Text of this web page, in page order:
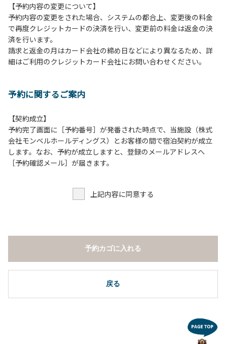
６.周囲に迷惑となるような行為（夜間の大声での談笑等）や
他人に嫌悪感を与えるような行為はお止めください。
７.BBQ台（BBQコンロやグリル）は室内およびデッキ部分
は使用禁止です。使用の際は土面またはアスファルト面にて
床面から高さ60cm以上離してご利用ください。
８.炭火の利用後は炭の鎮火の確認をお願いいたします。
テントの設営、テーブル・椅子の持ち出しは禁止です。
【ロッジご利用上の注意事項ならびに禁止事項】
１.動物（ペット類）の同伴はご遠慮願います。
２.安全管理上、お子様の単独での行動はご遠慮ください。
３.調度品などの持ち出しはしないでください。
６.周囲に迷惑となるような行為（夜間の大声での談笑等）や
床面から高さ60cm以上離してご利用ください。
８.炭火の利用後は炭の鎮火の確認をお願いいたします。
９.BBQ台（BBQコンロやグリル）の貸出はございません。
10.駐車場や芝生スペースを含め、コテージ周辺でのタープ・
テントの設営、テーブル・椅子の持ち出しは禁止です。
２.安全管理上、お子様の単独での行動はご遠慮ください。
【予約内容の変更について】
予約内容の変更をされた場合、システムの都合上、変更後の料金
で再度クレジットカードの決済を行い、変更前の料金は返金の決
済を行います。
請求と返金の月はカード会社の締め日などにより異なるため、詳
細はご利用のクレジットカード会社にお問い合わせください。
予約に関するご案内
【契約成立】
予約完了画面に［予約番号］が発番された時点で、当施設（株式
会社モンベルホールディングス）とお客様の間で宿泊契約が成立
します。なお、予約が成立しますと、登録のメールアドレスへ
［予約確認メール］が届きます。
上記内容に同意する
戻る
予約カゴに入れる